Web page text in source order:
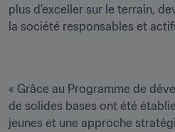
plus d’exceller sur le terrain,
la société responsables et
« Grâce au Programme de
de solides bases ont été
jeunes et une approche